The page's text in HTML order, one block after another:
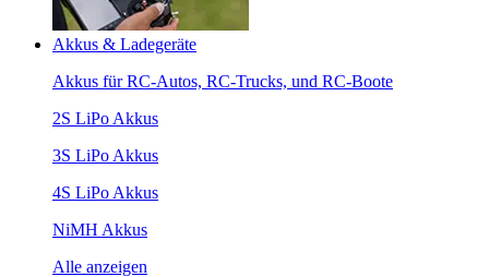
Akkus & Ladegeräte
Akkus für RC-Autos, RC-Trucks, und RC-Boote
2S LiPo Akkus
3S LiPo Akkus
4S LiPo Akkus
NiMH Akkus
Alle anzeigen